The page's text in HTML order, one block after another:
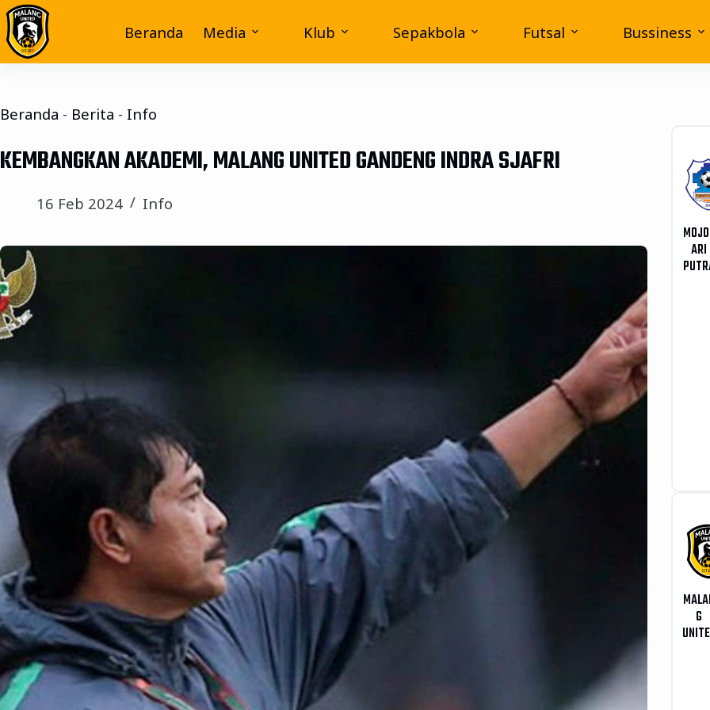
Beranda Media Klub Sepakbola Futsal Bussiness
Beranda - Berita - Info
KEMBANGKAN AKADEMI, MALANG UNITED GANDENG INDRA SJAFRI
16 Feb 2024 Info
ARI
G